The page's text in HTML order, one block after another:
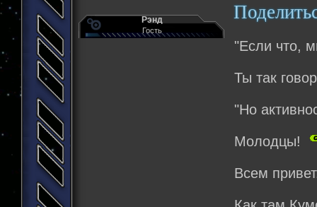
Рэнд
Гость
"Если что,
Ты так
"Но
Молодцы!
Всем